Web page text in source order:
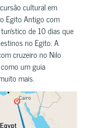
cultural em
Egito Antigo com
de 10 dias que
no Egito. A
cruzeiro no Nilo
um guia
mais.